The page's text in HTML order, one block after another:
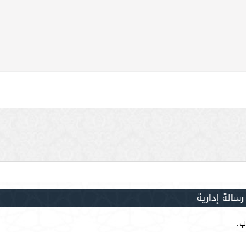
رسالة إدارية